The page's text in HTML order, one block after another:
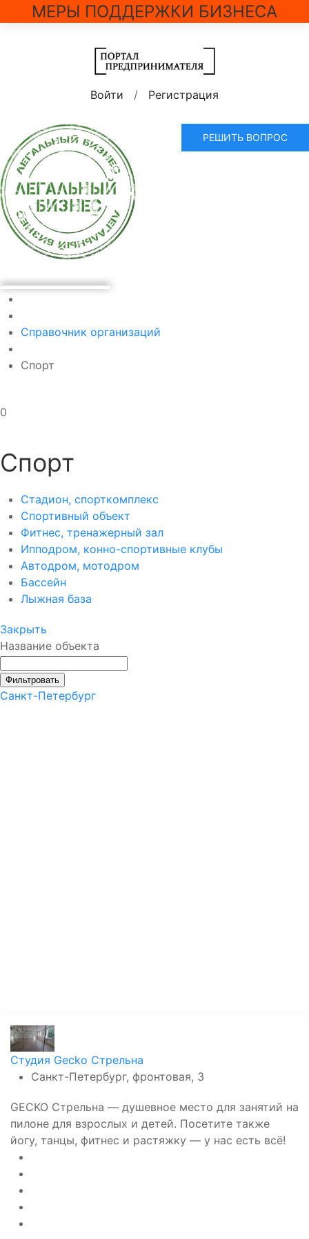
МЕРЫ ПОДДЕРЖКИ БИЗНЕСА
Войти / Регистрация
РЕШИТЬ ВОПРОС
Справочник организаций
Спорт
0
Спорт
Стадион, спорткомплекс
Спортивный объект
Фитнес, тренажерный зал
Ипподром, конно-спортивные клубы
Автодром, мотодром
Бассейн
Лыжная база
Закрыть
Название объекта
Фильтровать
Санкт-Петербург
Студия Gecko Стрельна
Санкт-Петербург, фронтовая, 3
GECKO Стрельна — душевное место для занятий на
пилоне для взрослых и детей. Посетите также
йогу, танцы, фитнес и растяжку — у нас есть всё!